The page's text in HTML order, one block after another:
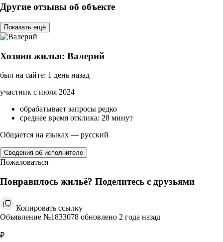
Другие отзывы об объекте
Показать ещё
Хозяин жилья: Валерий
был на сайте: 1 день назад
участник с июля 2024
обрабатывает запросы редко
среднее время отклика: 28 минут
Общается на языках — русский
Сведения об исполнителе
Пожаловаться
Понравилось жильё? Поделитесь с друзьями
Копировать ссылку
Объявление №1833078 обновлено 2 года назад
₽